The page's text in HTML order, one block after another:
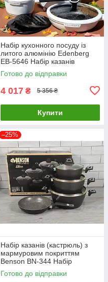
Набір кухонного посуду із
литого алюмінію Edenberg
EB-5646 Набір казанів
(кастрюль) 12 предметів
Готово до відправки
4 017 ₴ 5 356 ₴
Купити
–25%
Набір казанів (кастрюль) з
мармуровим покриттям
Benson BN-344 Набір
кухонного посуду 7 предметів
Готово до відправки